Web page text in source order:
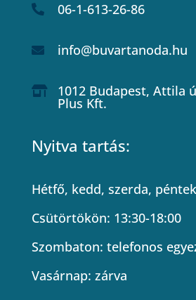
 06-1-613-26-86
 info@buvartanoda.hu
 1012 Budapest, Attila
Plus Kft.
Nyitva tartás:
Hétfő, kedd, szerda,
Csütörtökön: 13:30-18:00
Szombaton: telefonos
Vasárnap: zárva